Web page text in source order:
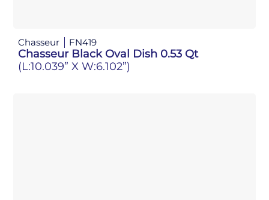
Chasseur FN419
Chasseur Black Oval Dish 0.53 Qt
(L:10.039” X W:6.102”)